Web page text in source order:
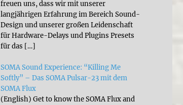
freuen uns, dass wir mit unserer
langjährigen Erfahrung im Bereich Sound-
Design und unserer großen Leidenschaft
für Hardware-Delays und Plugins Presets
für das […]
SOMA Sound Experience: “Killing Me
Softly” – Das SOMA Pulsar-23 mit dem
SOMA Flux
(English) Get to know the SOMA Flux and